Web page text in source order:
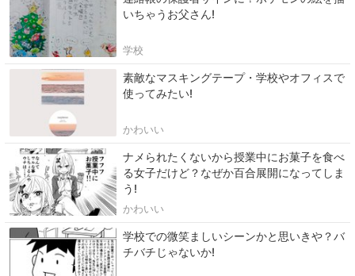
いちゃうお父さん!
学校
素敵なマスキングテープ・学校やオフィスで
使ってみたい!
かわいい
ナメられたくないから授業中にお菓子を食べ
る女子だけど？なぜか百合展開になってしま
う!
かわいい
学校での微笑ましいシーンかと思いきや？バ
チバチじゃないか!